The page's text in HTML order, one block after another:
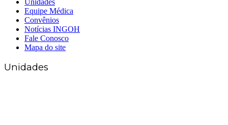
Equipe Médica
Convênios
Notícias INGOH
Fale Conosco
Mapa do site
Unidades